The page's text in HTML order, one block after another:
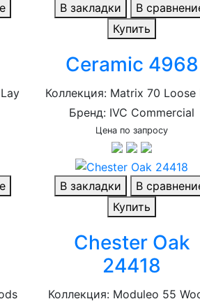
В закладки
В
Купить
Ceramic 4968
Коллекция: Matrix 70 Loose
Бренд: IVC Commercial
Цена по запросу
В закладки
В
Купить
Chester Oak
24418
Коллекция: Moduleo 55